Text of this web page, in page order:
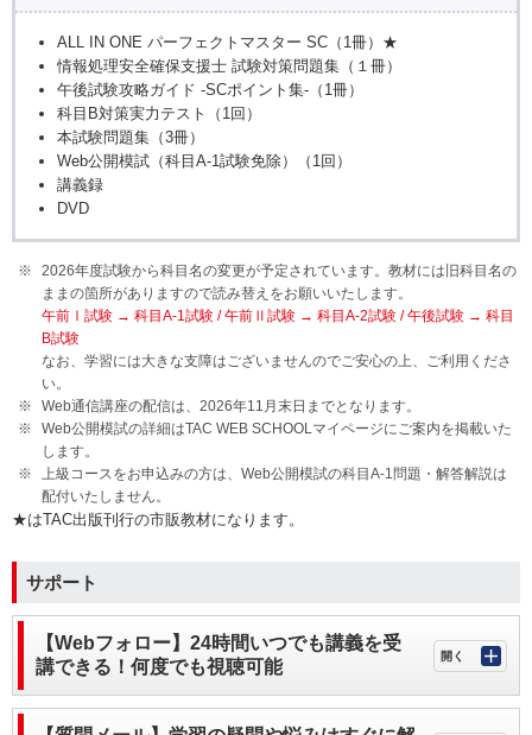
ALL IN ONE パーフェクトマスター SC（1冊）★
情報処理安全確保支援士 試験対策問題集（１冊）
午後試験攻略ガイド -SCポイント集-（1冊）
科目B対策実力テスト（1回）
本試験問題集（3冊）
Web公開模試（科目A-1試験免除）（1回）
講義録
DVD
2026年度試験から科目名の変更が予定されています。教材には旧科目名の
ままの箇所がありますので読み替えをお願いいたします。
午前Ⅰ試験 → 科目A-1試験 / 午前Ⅱ試験 → 科目A-2試験 / 午後試験 → 科目
B試験
なお、学習には大きな支障はございませんのでご安心の上、ご利用くださ
い。
Web通信講座の配信は、2026年11月末日までとなります。
Web公開模試の詳細はTAC WEB SCHOOLマイページにご案内を掲載いた
します。
上級コースをお申込みの方は、Web公開模試の科目A-1問題・解答解説は
配付いたしません。
★はTAC出版刊行の市販教材になります。
サポート
【Webフォロー】24時間いつでも講義を受
講できる！何度でも視聴可能